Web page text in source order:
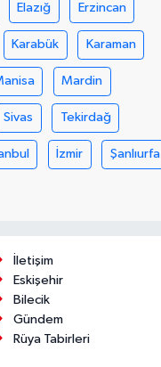
Elazığ Erzincan
Karabük Karaman
Mardin
Sivas Tekirdağ
İzmir Şanlıurfa
İletişim
Eskişehir
Bilecik
Gündem
Rüya Tabirleri